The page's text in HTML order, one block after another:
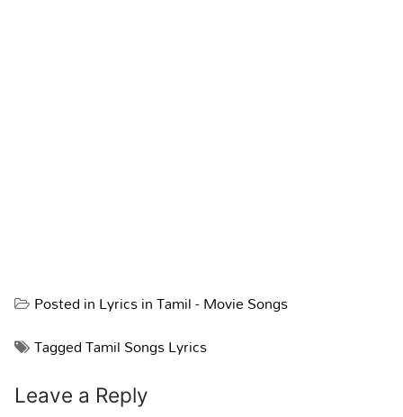
Posted inLyrics in Tamil - Movie Songs
TaggedTamil Songs Lyrics
Leave a Reply